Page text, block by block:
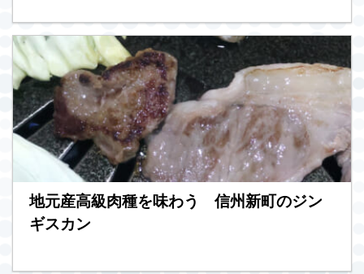
地元産高級肉種を味わう 信州新町のジン
ギスカン